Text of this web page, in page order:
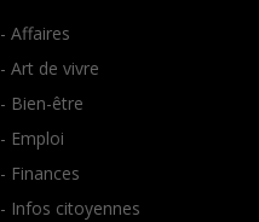
- Affaires
- Art de vivre
- Bien-être
- Emploi
- Finances
- Infos citoyennes